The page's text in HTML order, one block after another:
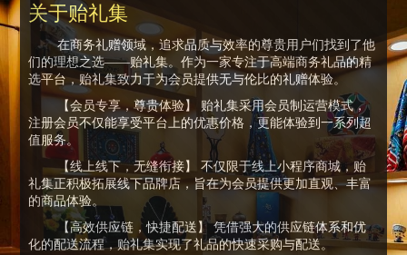
关于贻礼集
在商务礼赠领域，追求品质与效率的尊贵用户们找到了他
们的理想之选——贻礼集。作为一家专注于高端商务礼品的精
选平台，贻礼集致力于为会员提供无与伦比的礼赠体验。
【会员专享，尊贵体验】 贻礼集采用会员制运营模式，
注册会员不仅能享受平台上的优惠价格，更能体验到一系列超
值服务。
【线上线下，无缝衔接】 不仅限于线上小程序商城，贻
礼集正积极拓展线下品牌店，旨在为会员提供更加直观、丰富
的商品体验。
【高效供应链，快捷配送】 凭借强大的供应链体系和优
化的配送流程，贻礼集实现了礼品的快速采购与配送。